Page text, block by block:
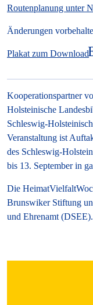
Routenplanung unter
Änderungen
Plakat zum Download
Kooperationspartner
Holsteinische
Schleswig-
Veranstaltung ist
des Schleswig-
bis 13. Septemberin
Die
Brunswiker Stiftung
und Ehrenamt (DSEE).